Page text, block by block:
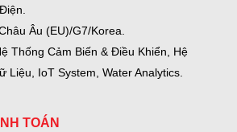
Âu (EU)/G7/Korea.
Thống Cảm Biến & Điều Khiển, Hệ
Liệu, IoT System, Water Analytics.
TOÁN